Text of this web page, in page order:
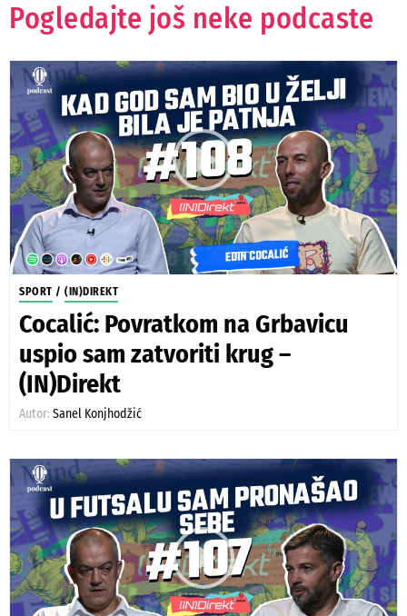
Pogledajte još neke podcaste
SPORT / (IN)DIREKT
Cocalić: Povratkom na Grbavicu
uspio sam zatvoriti krug –
(IN)Direkt
Autor: Sanel Konjhodžić